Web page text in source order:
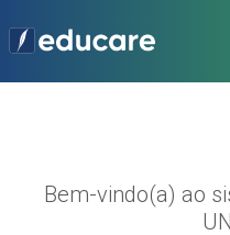
Bem-vindo(a) ao